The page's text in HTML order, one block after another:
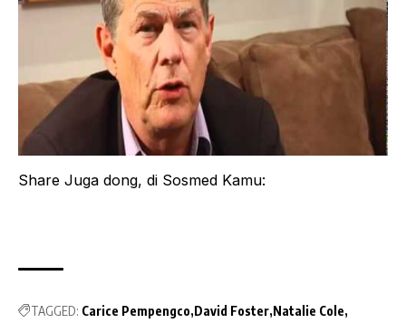
Share Juga dong, di Sosmed Kamu:
TAGGED: Carice Pempengco David Foster Natalie Cole